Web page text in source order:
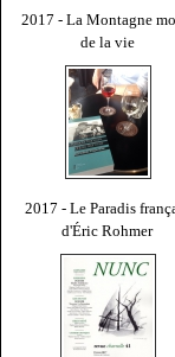
2017 - La Montagne
de la vie
2017 - Le Paradis
d'Éric Rohmer